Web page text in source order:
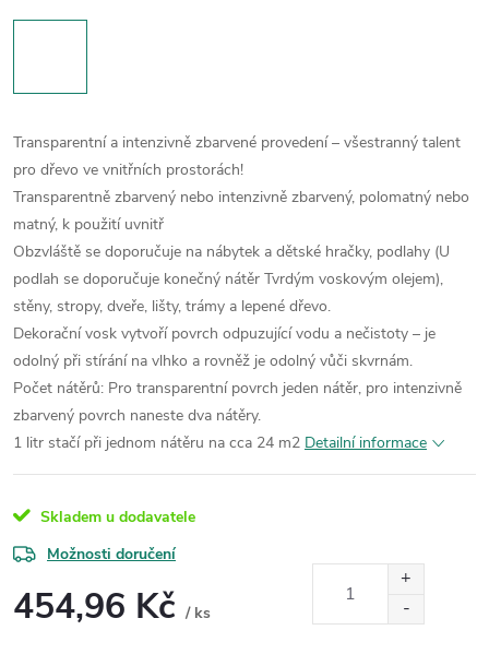
Transparentní a intenzivně zbarvené provedení – všestranný talent
pro dřevo ve vnitřních prostorách!
Transparentně zbarvený nebo intenzivně zbarvený, polomatný nebo
matný, k použití uvnitř
Obzvláště se doporučuje na nábytek a dětské hračky, podlahy (U
podlah se doporučuje konečný nátěr Tvrdým voskovým olejem),
stěny, stropy, dveře, lišty, trámy a lepené dřevo.
Dekorační vosk vytvoří povrch odpuzující vodu a nečistoty – je
odolný při stírání na vlhko a rovněž je odolný vůči skvrnám.
Počet nátěrů: Pro transparentní povrch jeden nátěr, pro intenzivně
zbarvený povrch naneste dva nátěry.
1 litr stačí při jednom nátěru na cca 24 m2 Detailní informace
Skladem u dodavatele
Možnosti doručení
454,96 Kč / ks